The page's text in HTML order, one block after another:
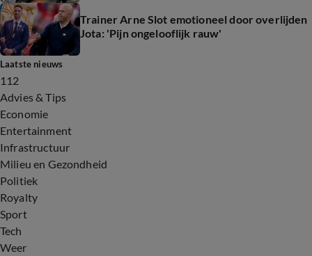
Trainer Arne Slot emotioneel door overlijden
Jota: 'Pijn ongelooflijk rauw'
Laatste nieuws
112
Advies & Tips
Economie
Entertainment
Infrastructuur
Milieu en Gezondheid
Politiek
Royalty
Sport
Tech
Weer